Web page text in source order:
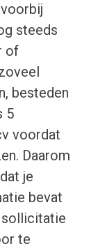
steeds
of
besteden
5
voordat
Daarom
je
bevat
sollicitatie
te